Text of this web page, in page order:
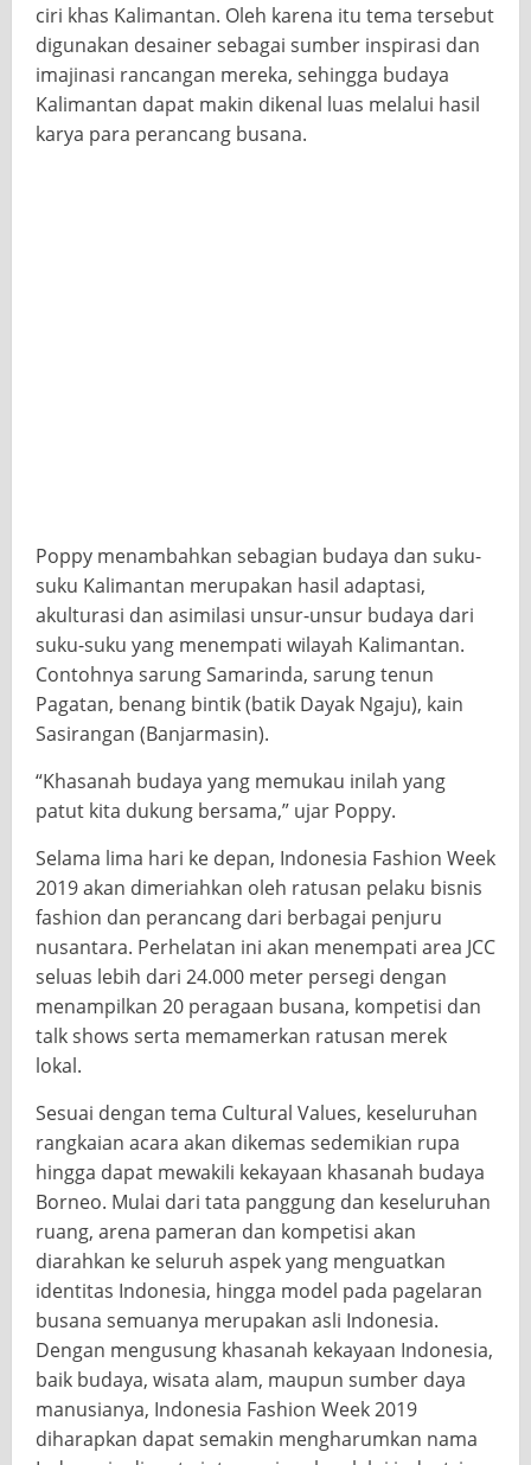
ciri khas Kalimantan. Oleh karena itu tema tersebut
digunakan desainer sebagai sumber inspirasi dan
imajinasi rancangan mereka, sehingga budaya
Kalimantan dapat makin dikenal luas melalui hasil
karya para perancang busana.
Poppy menambahkan sebagian budaya dan suku-
suku Kalimantan merupakan hasil adaptasi,
akulturasi dan asimilasi unsur-unsur budaya dari
suku-suku yang menempati wilayah Kalimantan.
Contohnya sarung Samarinda, sarung tenun
Pagatan, benang bintik (batik Dayak Ngaju), kain
Sasirangan (Banjarmasin).
“Khasanah budaya yang memukau inilah yang
patut kita dukung bersama,” ujar Poppy.
Selama lima hari ke depan, Indonesia Fashion Week
2019 akan dimeriahkan oleh ratusan pelaku bisnis
fashion dan perancang dari berbagai penjuru
nusantara. Perhelatan ini akan menempati area JCC
seluas lebih dari 24.000 meter persegi dengan
menampilkan 20 peragaan busana, kompetisi dan
talk shows serta memamerkan ratusan merek
lokal.
Sesuai dengan tema Cultural Values, keseluruhan
rangkaian acara akan dikemas sedemikian rupa
hingga dapat mewakili kekayaan khasanah budaya
Borneo. Mulai dari tata panggung dan keseluruhan
ruang, arena pameran dan kompetisi akan
diarahkan ke seluruh aspek yang menguatkan
identitas Indonesia, hingga model pada pagelaran
busana semuanya merupakan asli Indonesia.
Dengan mengusung khasanah kekayaan Indonesia,
baik budaya, wisata alam, maupun sumber daya
manusianya, Indonesia Fashion Week 2019
diharapkan dapat semakin mengharumkan nama